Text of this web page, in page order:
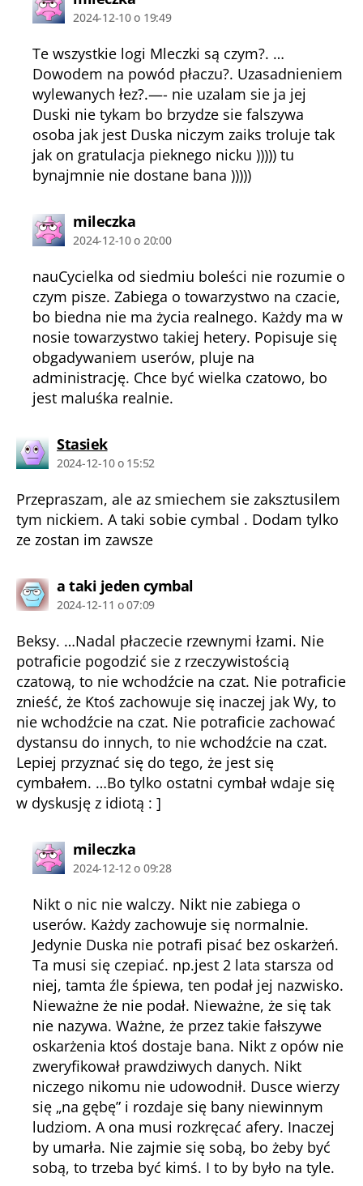
2024-12-10 o 19:49
Te wszystkie logi Mleczki są czym?. …
Dowodem na powód płaczu?. Uzasadnieniem
wylewanych łez?.—- nie uzalam sie ja jej
Duski nie tykam bo brzydze sie falszywa
osoba jak jest Duska niczym zaiks troluje tak
jak on gratulacja pieknego nicku ))))) tu
bynajmnie nie dostane bana )))))
mileczkakomentarz:
2024-12-10 o 20:00
nauCycielka od siedmiu boleści nie rozumie o
czym pisze. Zabiega o towarzystwo na czacie,
bo biedna nie ma życia realnego. Każdy ma w
nosie towarzystwo takiej hetery. Popisuje się
obgadywaniem userów, pluje na
administrację. Chce być wielka czatowo, bo
jest maluśka realnie.
Stasiekkomentarz:
2024-12-10 o 15:52
Przepraszam, ale az smiechem sie zaksztusilem
tym nickiem. A taki sobie cymbal . Dodam tylko
ze zostan im zawsze
a taki jeden cymbalkomentarz:
2024-12-11 o 07:09
Beksy. …Nadal płaczecie rzewnymi łzami. Nie
potraficie pogodzić sie z rzeczywistością
czatową, to nie wchodźcie na czat. Nie potraficie
znieść, że Ktoś zachowuje się inaczej jak Wy, to
nie wchodźcie na czat. Nie potraficie zachować
dystansu do innych, to nie wchodźcie na czat.
Lepiej przyznać się do tego, że jest się
cymbałem. …Bo tylko ostatni cymbał wdaje się
w dyskusję z idiotą : ]
mileczkakomentarz:
2024-12-12 o 09:28
Nikt o nic nie walczy. Nikt nie zabiega o
userów. Każdy zachowuje się normalnie.
Jedynie Duska nie potrafi pisać bez oskarżeń.
Ta musi się czepiać. np.jest 2 lata starsza od
niej, tamta źle śpiewa, ten podał jej nazwisko.
Nieważne że nie podał. Nieważne, że się tak
nie nazywa. Ważne, że przez takie fałszywe
oskarżenia ktoś dostaje bana. Nikt z opów nie
zweryfikował prawdziwych danych. Nikt
niczego nikomu nie udowodnił. Dusce wierzy
się „na gębę” i rozdaje się bany niewinnym
ludziom. A ona musi rozkręcać afery. Inaczej
by umarła. Nie zajmie się sobą, bo żeby być
sobą, to trzeba być kimś. I to by było na tyle.